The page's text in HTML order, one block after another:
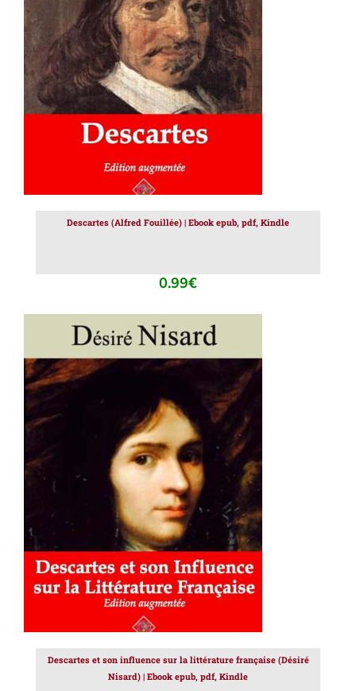
AJOUTER AU PANIER / DÉTAILS
Descartes (Alfred Fouillée) | Ebook epub, pdf, Kindle
0.99€
AJOUTER AU PANIER / DÉTAILS
Descartes et son influence sur la littérature française (Désiré
Nisard) | Ebook epub, pdf, Kindle